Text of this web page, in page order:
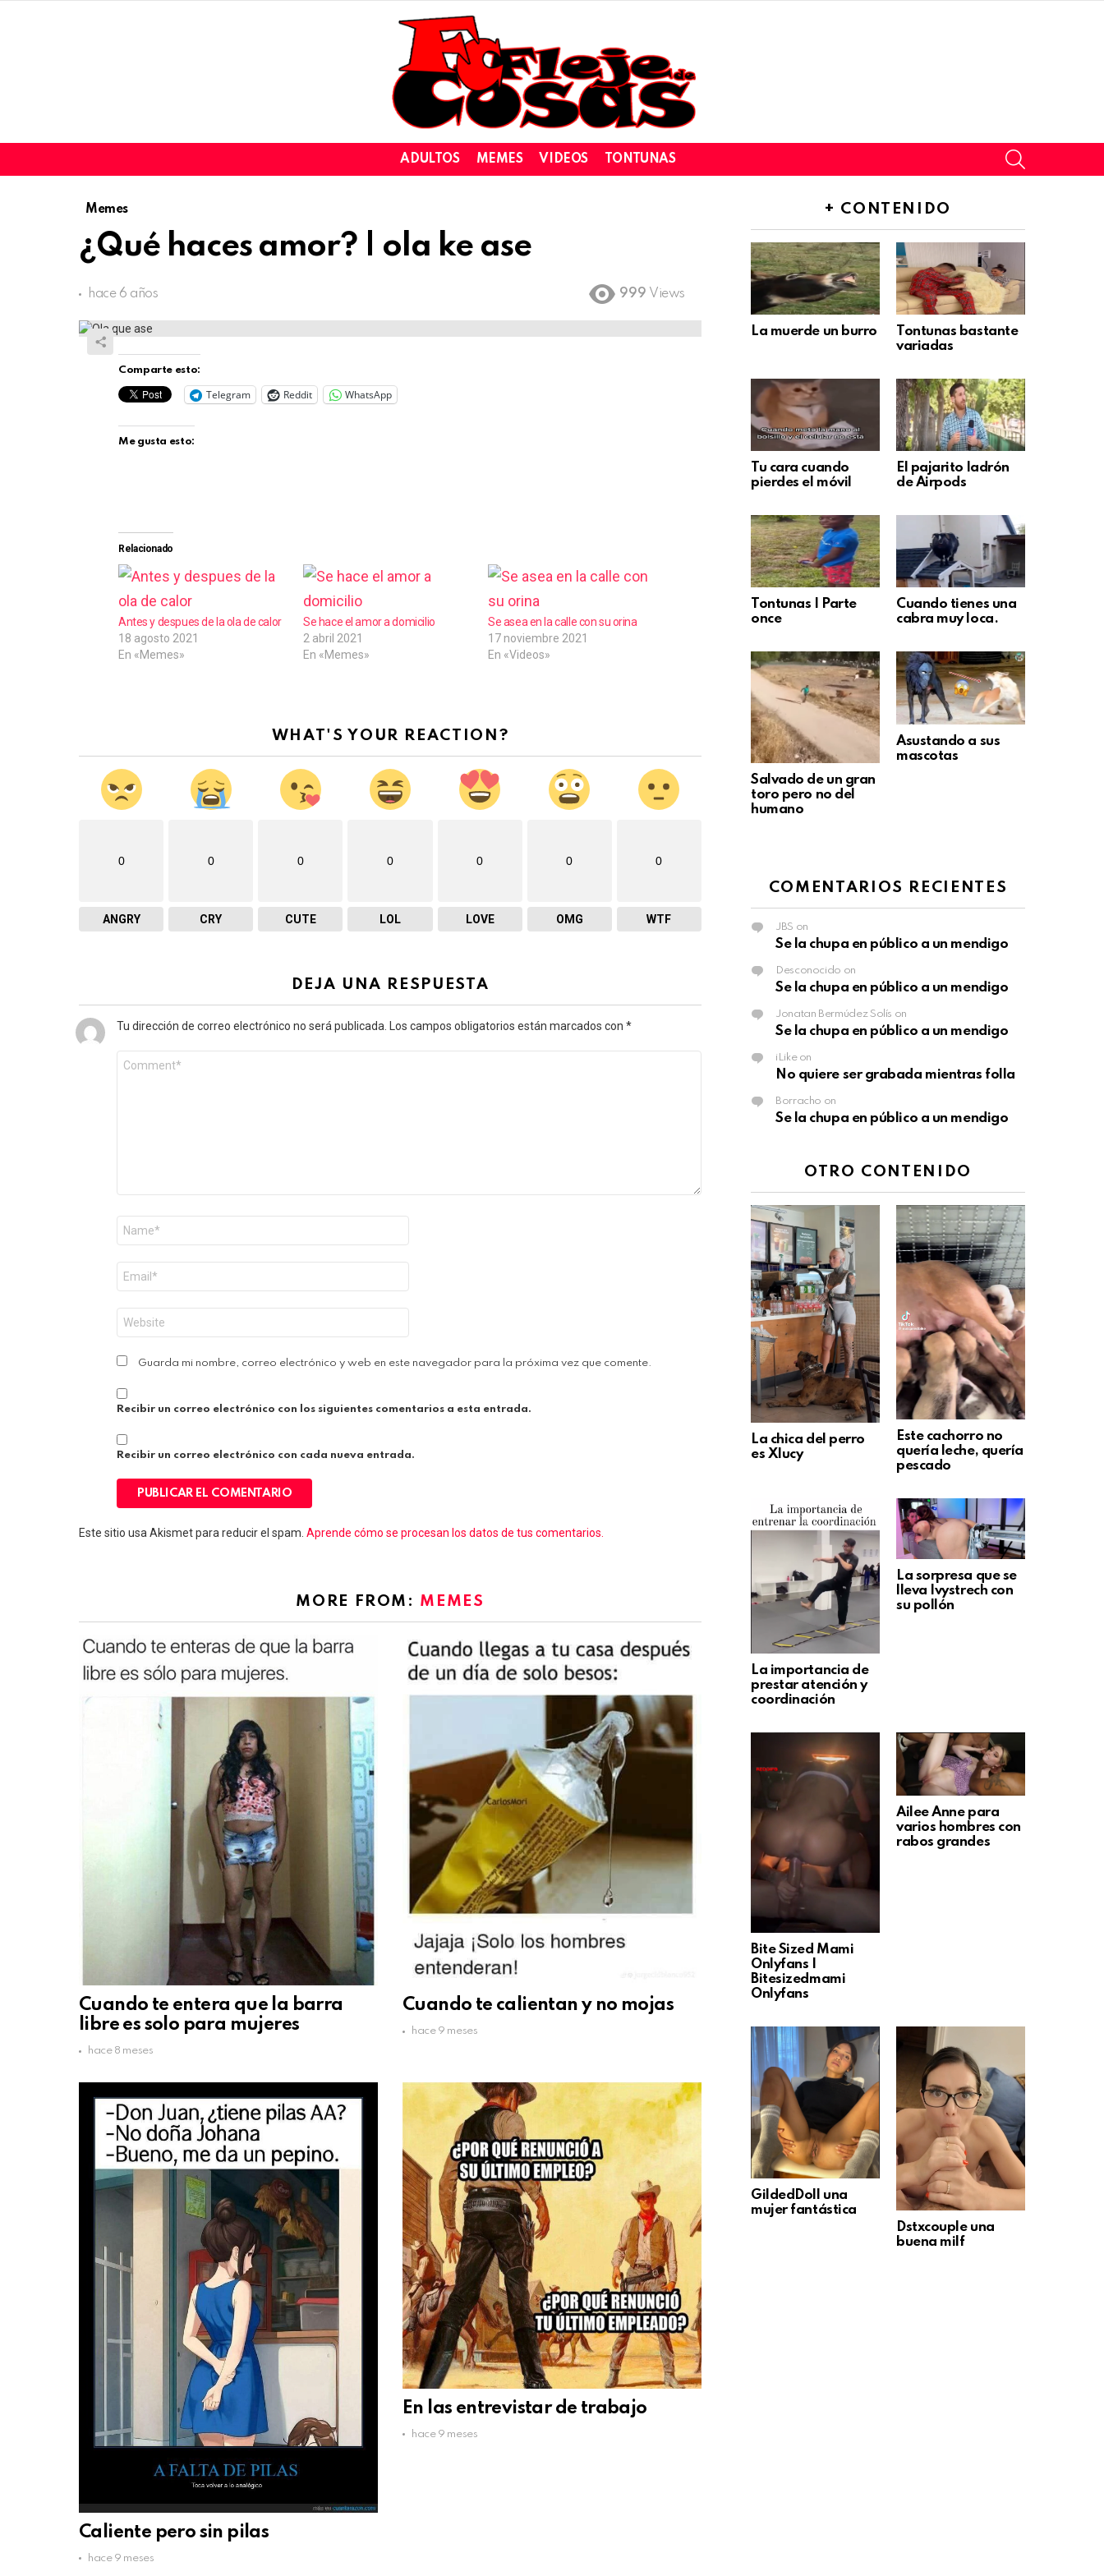
ADULTOS MEMES VIDEOS TONTUNAS
Memes
¿Qué haces amor? | ola ke ase
hace 6 años 999 Views
Comparte esto:
Telegram Reddit WhatsApp
Me gusta esto:
Relacionado
Antes y despues de la ola de calor
18 agosto 2021
En «Memes»
Se hace el amor a domicilio
2 abril 2021
En «Memes»
Se asea en la calle con su orina
17 noviembre 2021
En «Videos»
WHAT'S YOUR REACTION?
0
ANGRY
0
CRY
0
CUTE
0
LOL
0
LOVE
0
OMG
0
WTF
DEJA UNA RESPUESTA
Tu dirección de correo electrónico no será publicada. Los campos obligatorios están marcados con *
electrónico
*
Guarda mi nombre, correo electrónico y web en este navegador para la próxima vez que comente.
Recibir un correo electrónico con los siguientes comentarios a esta entrada.
Recibir un correo electrónico con cada nueva entrada.
Este sitio usa Akismet para reducir el spam. Aprende cómo se procesan los datos de tus comentarios.
MORE FROM: MEMES
Cuando te entera que la barra
libre es solo para mujeres
hace 8 meses
Cuando te calientan y no mojas
hace 9 meses
Caliente pero sin pilas
hace 9 meses
En las entrevistar de trabajo
hace 9 meses
+ CONTENIDO
La muerde un burro
Tontunas bastante
variadas
Tu cara cuando
pierdes el móvil
El pajarito ladrón
de Airpods
Tontunas | Parte
once
Cuando tienes una
cabra muy loca.
Salvado de un gran
toro pero no del
humano
Asustando a sus
mascotas
COMENTARIOS RECIENTES
JBS on
Se la chupa en público a un mendigo
Desconocido on
Se la chupa en público a un mendigo
Jonatan Bermúdez Solís on
Se la chupa en público a un mendigo
iLikeon
No quiere ser grabada mientras folla
Borracho on
Se la chupa en público a un mendigo
OTRO CONTENIDO
La chica del perro
es Xlucy
Este cachorro no
quería leche, quería
pescado
La importancia de
prestar atención y
coordinación
La sorpresa que se
lleva Ivystrech con
su pollón
Bite Sized Mami
Onlyfans |
Bitesizedmami
Onlyfans
Ailee Anne para
varios hombres con
rabos grandes
GildedDoll una
mujer fantástica
Dstxcouple una
buena milf